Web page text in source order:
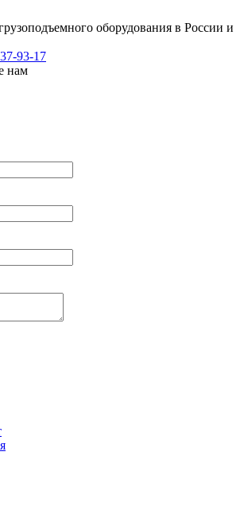
оборудования в России и
93-17
нам